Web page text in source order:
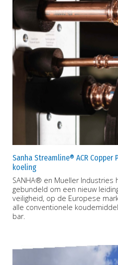
Sanha Streamline® ACR
koeling
SANHA® en Mueller Industries
gebundeld om een nieuw
veiligheid, op de Europese
alle conventionele
bar.